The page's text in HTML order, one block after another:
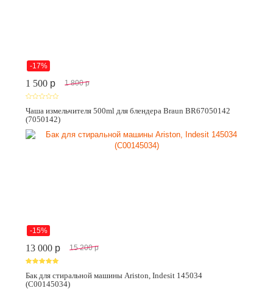
-17%
1 500 p 1 800 p
Чаша измельчителя 500ml для блендера Braun BR67050142
(7050142)
-15%
13 000 p 15 200 p
Бак для стиральной машины Ariston, Indesit 145034
(C00145034)